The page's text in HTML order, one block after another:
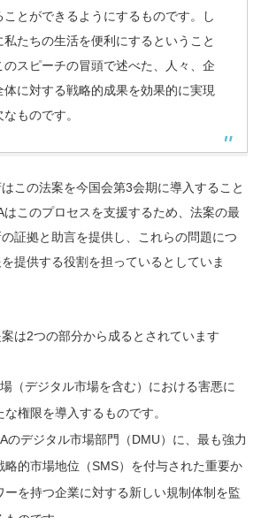
ことができるようにするものです。し
たちの生活を便利にするということ
のスピーチの冒頭で述べた、人々、企
に対する戦略的成果を効果的に実現
ものです。
この法案を今国会第3会期に導入すること
このプロセスを支援するため、法案の最
証拠と助言を提供し、これらの問題につ
提供する役割を担っているとしていま
は2つの部分から成るとされています
（デジタル市場を含む）における害悪に
権限を導入するものです。
のデジタル市場部門（DMU）に、最も強力
略的市場地位（SMS）を付与された重要か
ーを持つ企業に対する新しい規制体制を監